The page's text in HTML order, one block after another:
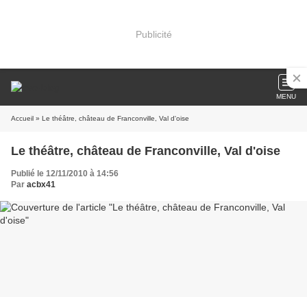
Publicité
MENU
Accueil » Le théâtre, château de Franconville, Val d'oise
Le théâtre, château de Franconville, Val d'oise
Publié le 12/11/2010 à 14:56
Par acbx41